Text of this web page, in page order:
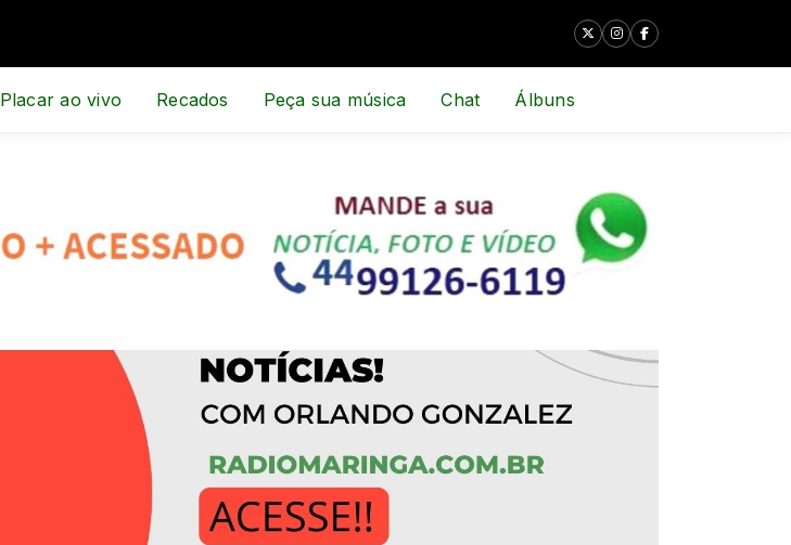
Placar ao vivo Recados Peça sua música Chat Álbuns